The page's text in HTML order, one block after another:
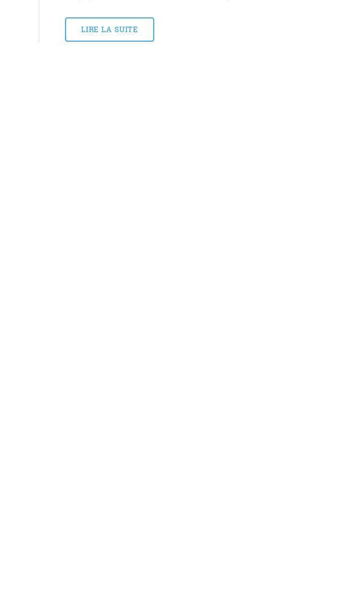
LIRE LA SUITE